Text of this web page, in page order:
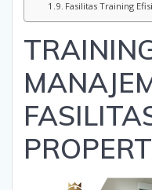
Fasilitas Training